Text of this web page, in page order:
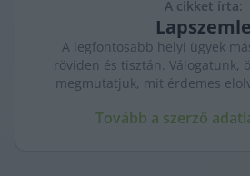
A cikket írta:
Lapszemle
A legfontosabb helyi ügyek
röviden és tisztán. Válogatunk,
megmutatjuk, mit érdemes
Tovább a szerző